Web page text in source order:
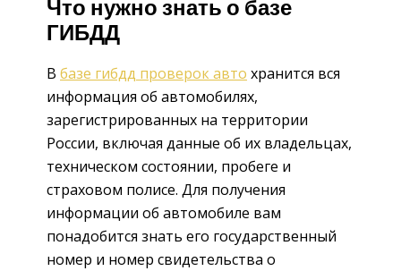
Что нужно знать о базе
ГИБДД
В базе гибдд проверок авто хранится вся
информация об автомобилях,
зарегистрированных на территории
России, включая данные об их владельцах,
техническом состоянии, пробеге и
страховом полисе. Для получения
информации об автомобиле вам
понадобится знать его государственный
номер и номер свидетельства о